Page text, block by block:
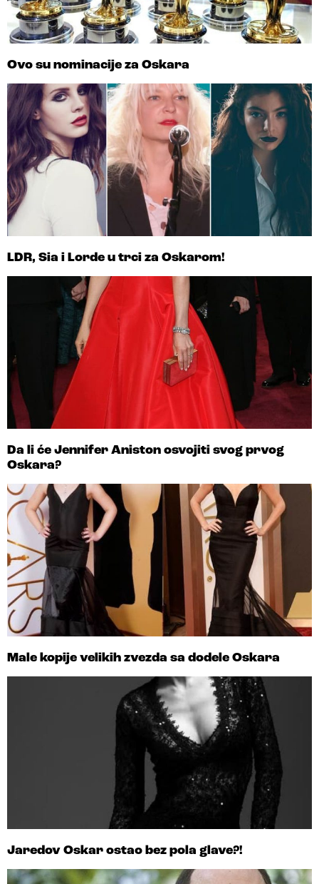
Ovo su nominacije za Oskara
LDR, Sia i Lorde u trci za Oskarom!
Da li će Jennifer Aniston osvojiti svog prvog
Oskara?
Male kopije velikih zvezda sa dodele Oskara
Jaredov Oskar ostao bez pola glave?!